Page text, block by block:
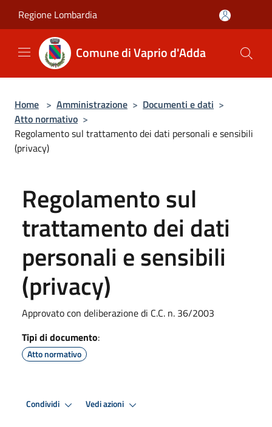
Regione Lombardia
Comune di Vaprio d'Adda
Home > Amministrazione > Documenti e dati >
Atto normativo >
Regolamento sul trattamento dei dati personali e sensibili
(privacy)
Regolamento sul
trattamento dei dati
personali e sensibili
(privacy)
Approvato con deliberazione di C.C. n. 36/2003
Tipi di documento:
Atto normativo
Condividi Vedi azioni